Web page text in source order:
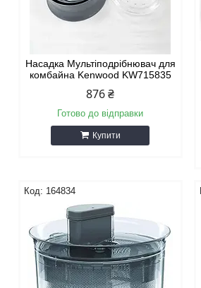
Насадка Мультіподрібнювач для
комбайна Kenwood KW715835
876 ₴
Готово до відправки
Купити
164834